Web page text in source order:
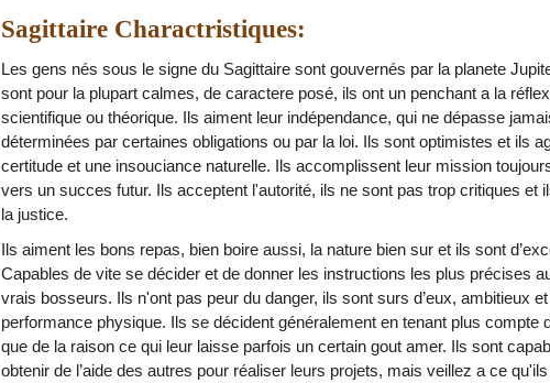
Sagittaire Charactristiques:
Les gens nés sous le signe du Sagittaire sont gouvernés par la planete
sont pour la plupart calmes, de caractere posé, ils ont un penchant a la
scientifique ou théorique. Ils aiment leur indépendance, qui ne dépasse
déterminées par certaines obligations ou par la loi. Ils sont optimistes et ils
certitude et une insouciance naturelle. Ils accomplissent leur mission
vers un succes futur. Ils acceptent l'autorité, ils ne sont pas trop critiques et
la justice.
Ils aiment les bons repas, bien boire aussi, la nature bien sur et ils sont
Capables de vite se décider et de donner les instructions les plus précises
vrais bosseurs. Ils n'ont pas peur du danger, ils sont surs d’eux, ambitieux
performance physique. Ils se décident généralement en tenant plus compte
que de la raison ce qui leur laisse parfois un certain gout amer. Ils sont
obtenir de l’aide des autres pour réaliser leurs projets, mais veillez a ce qu'ils